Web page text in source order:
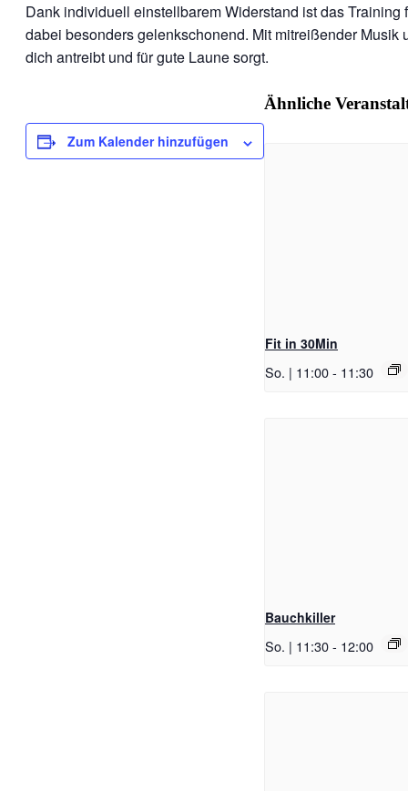
Dank individuell einstellbarem Widerstand ist das Training
dabei besonders gelenkschonend. Mit mitreißender
dich antreibt und für gute Laune sorgt.
Zum Kalender hinzufügen
Ähnliche
Fit in 30Min
So. | 11:00- 11:30
Bauchkiller
So. | 11:30- 12:00